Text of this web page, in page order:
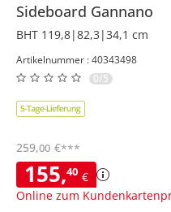
Sideboard Gannano
BHT 119,8|82,3|34,1 cm
Artikelnummer : 40343498
0/5
155,40 €
Online zum
259,00 €***